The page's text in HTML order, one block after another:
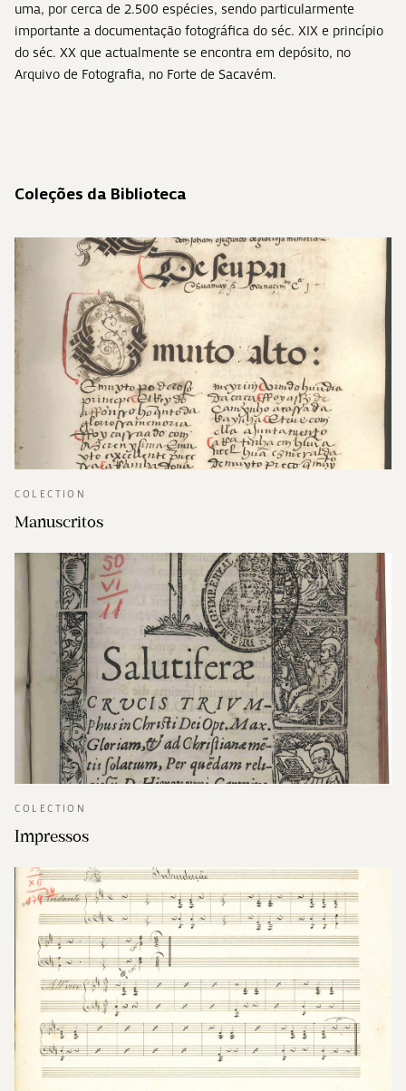
uma, por cerca de 2.500 espécies, sendo particularmente
importante a documentação fotográfica do séc. XIX e princípio
do séc. XX que actualmente se encontra em depósito, no
Arquivo de Fotografia, no Forte de Sacavém.
Coleções da Biblioteca
COLECTION
Manuscritos
COLECTION
Impressos